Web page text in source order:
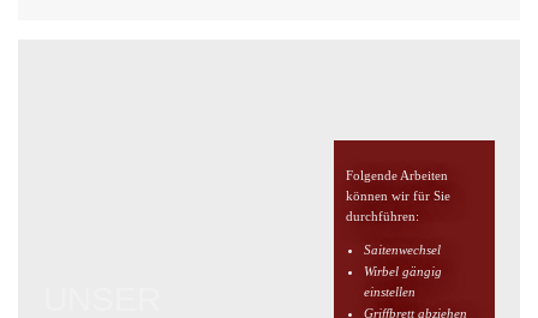
Folgende Arbeiten
können wir für Sie
durchführen:
Saitenwechsel
Wirbel gängig
einstellen
Griffbrett abziehen